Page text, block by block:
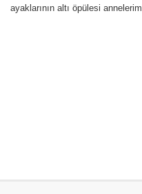
ayaklarının altı öpülesi